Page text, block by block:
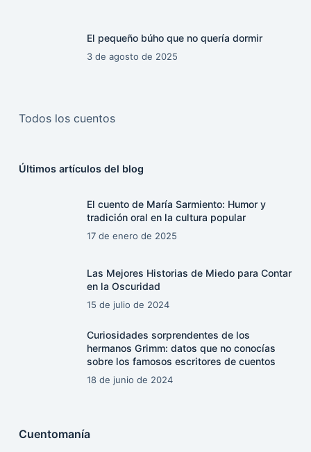
El pequeño búho que no quería dormir
3 de agosto de 2025
Todos los cuentos
Últimos artículos del blog
El cuento de María Sarmiento: Humor y
tradición oral en la cultura popular
17 de enero de 2025
Las Mejores Historias de Miedo para Contar
en la Oscuridad
15 de julio de 2024
Curiosidades sorprendentes de los
hermanos Grimm: datos que no conocías
sobre los famosos escritores de cuentos
18 de junio de 2024
Cuentomanía